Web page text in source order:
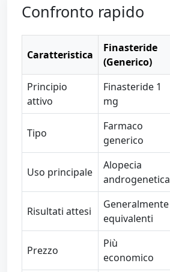
Confronto rapido
Caratteristica
Finasteride
(Generico)
Principio
attivo
Finasteride 1
mg
Tipo
Farmaco
generico
Uso principale
Alopecia
androgenetica
Risultati attesi
Generalmente
equivalenti
Prezzo
Più
economico